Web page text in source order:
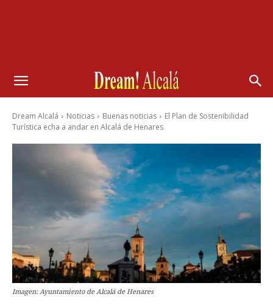
Dream Alcalá Noticias Buenas noticias
El Plan de Sostenibilidad
Turística echa a andar en Alcalá de Henares
Imagen: Ayuntamiento de Alcalá de Henares